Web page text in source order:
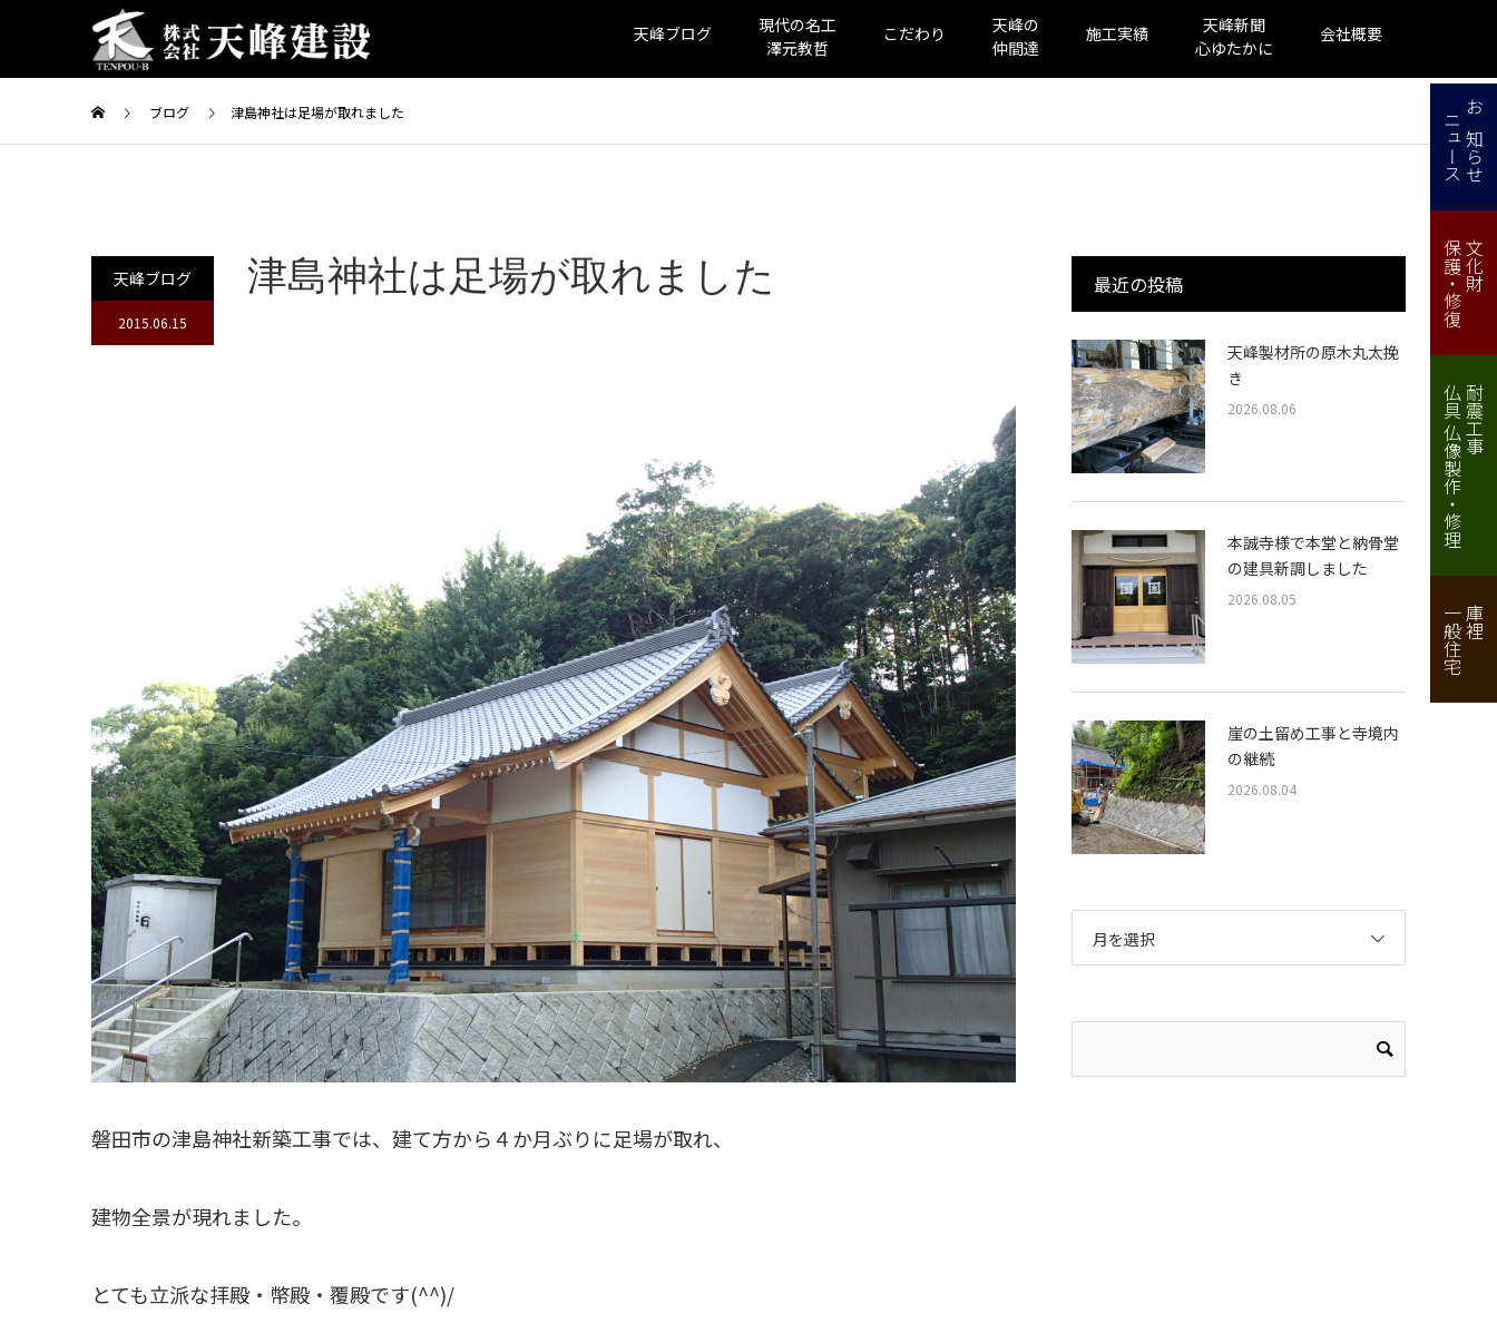
天峰ブログ
現代の名工
澤元教哲
こだわり
天峰の
仲間達
施工実績
天峰新聞
心ゆたかに
会社概要
ブログ 津島神社は足場が取れました
天峰ブログ
2015.06.15
津島神社は足場が取れました
磐田市の津島神社新築工事では、建て方から４か月ぶりに足場が取れ、
建物全景が現れました。
とても立派な拝殿・幣殿・覆殿です(^^)/
最近の投稿
天峰製材所の原木丸太挽
き
2026.08.06
本誠寺様で本堂と納骨堂
の建具新調しました
2026.08.05
崖の土留め工事と寺境内
の継続
2026.08.04
月を選択
お知らせ
ニュース
文化財
保護・修復
耐震工事
仏具 仏像製作・修理
庫裡
一般住宅